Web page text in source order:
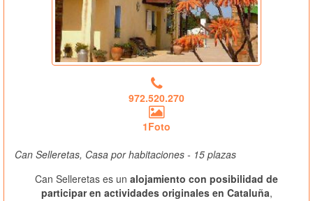
972.520.270
1Foto
Can Selleretas, Casa por habitaciones - 15 plazas
Can Selleretas es un alojamiento con posibilidad de
participar en actividades originales en Cataluña,